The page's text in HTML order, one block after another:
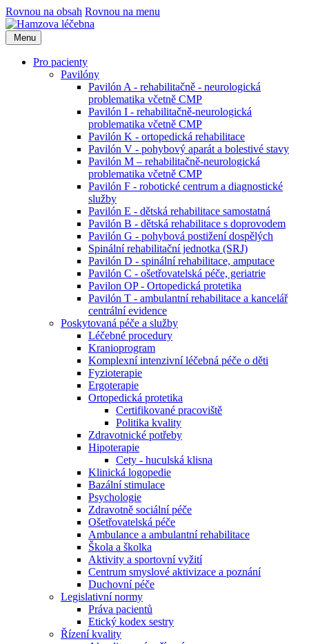
Rovnou na obsah Rovnou na menu
Menu
Pro pacienty
Pavilóny
Pavilón A - rehabilitačně - neurologická
problematika včetně CMP
Pavilón I - rehabilitačně-neurologická
problematika včetně CMP
Pavilón K - ortopedická rehabilitace
Pavilón V - pohybový aparát a bolestivé stavy
Pavilón M – rehabilitačně-neurologická
problematika včetně CMP
Pavilón F - robotické centrum a diagnostické
služby
Pavilón E - dětská rehabilitace samostatná
Pavilón B - dětská rehabilitace s doprovodem
Pavilón G - pohybová postižení dospělých
Spinální rehabilitační jednotka (SRJ)
Pavilón D - spinální rehabilitace, amputace
Pavilón C - ošetřovatelská péče, geriatrie
Pavilon OP - Ortopedická protetika
Pavilón T - ambulantní rehabilitace a kancelář
centrální evidence
Poskytovaná péče a služby
Léčebné procedury
Kranioprogram
Komplexní intenzivní léčebná péče o děti
Fyzioterapie
Ergoterapie
Ortopedická protetika
Certifikované pracoviště
Politika kvality
Zdravotnické potřeby
Hipoterapie
Cety - huculská klisna
Klinická logopedie
Bazální stimulace
Psychologie
Zdravotně sociální péče
Ošetřovatelská péče
Ambulance a ambulantní rehabilitace
Škola a školka
Aktivity a sportovní vyžití
Centrum smyslové aktivizace a poznání
Duchovní péče
Legislativní normy
Práva pacientů
Etický kodex sestry
Řízení kvality